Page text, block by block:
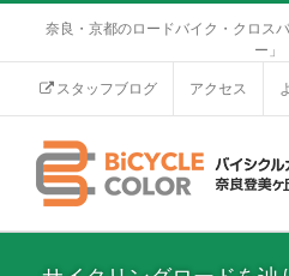
奈良・京都のロードバイク・クロス
ー」
スタッフブログ アクセス